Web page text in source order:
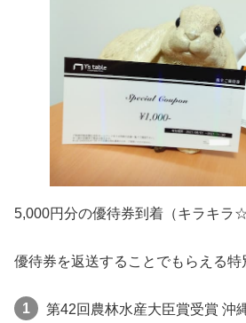
5,000円分の優待券到着（キラキラ☆
優待券を返送することでもらえる特
第42回農林水産大臣賞受賞 沖